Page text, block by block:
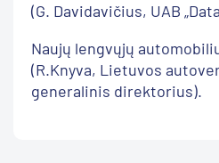
(G. Davidavičius, UAB
Naujų lengvųjų
(R.Knyva, Lietuvos
generalinis direktorius).